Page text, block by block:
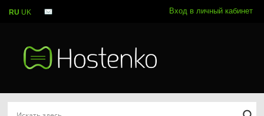
Вход в личный кабинет
RU UK